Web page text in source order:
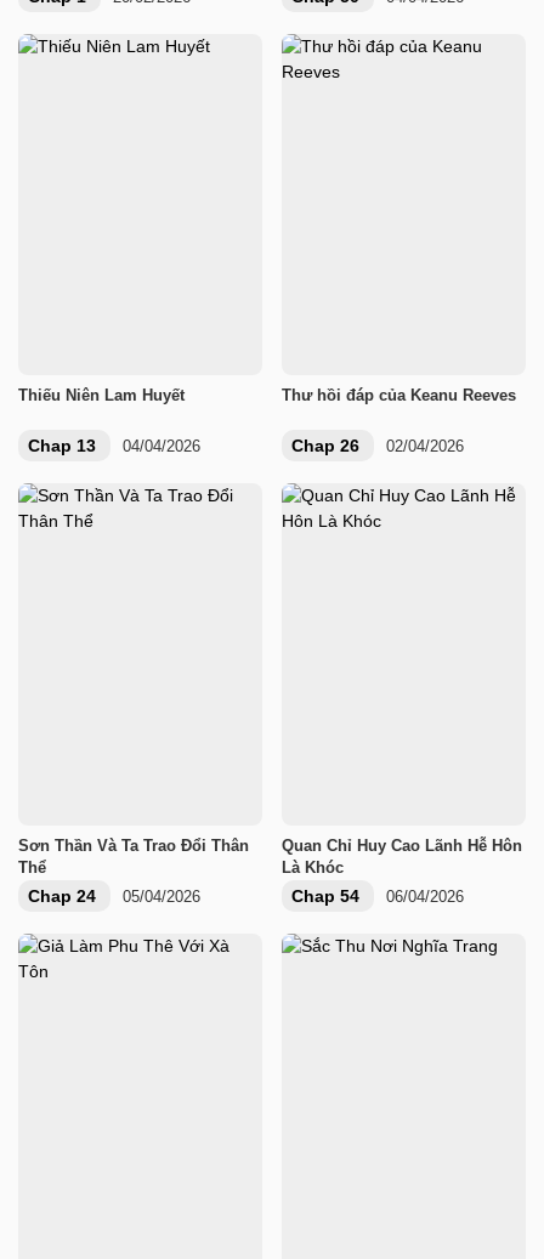
Thiếu Niên Lam Huyết
Chap 13 04/04/2026
Thư hồi đáp của Keanu Reeves
Chap 26 02/04/2026
Sơn Thần Và Ta Trao Đổi Thân
Thể
Chap 24 05/04/2026
Quan Chỉ Huy Cao Lãnh Hễ Hôn
Là Khóc
Chap 54 06/04/2026